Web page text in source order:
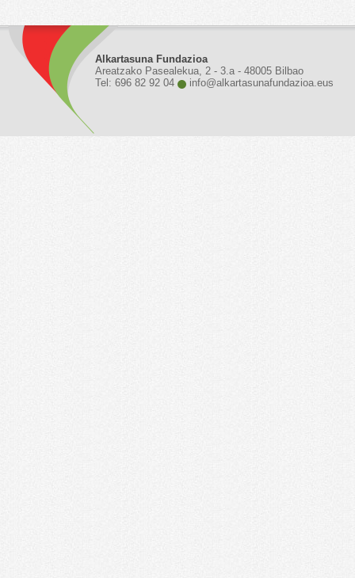
Alkartasuna Fundazioa
Areatzako Pasealekua, 2 - 3.a - 48005 Bilbao
Tel: 696 82 92 04
info@alkartasunafundazioa.eus